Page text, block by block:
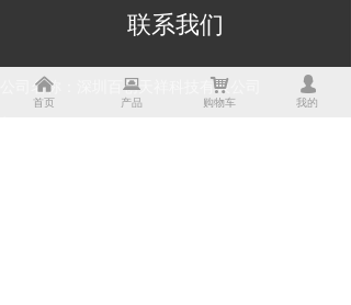
낀
首页
뀵
产品
낙
购物车
넙
我的
联系我们
公司名称：
深圳百创天祥科技有限公司